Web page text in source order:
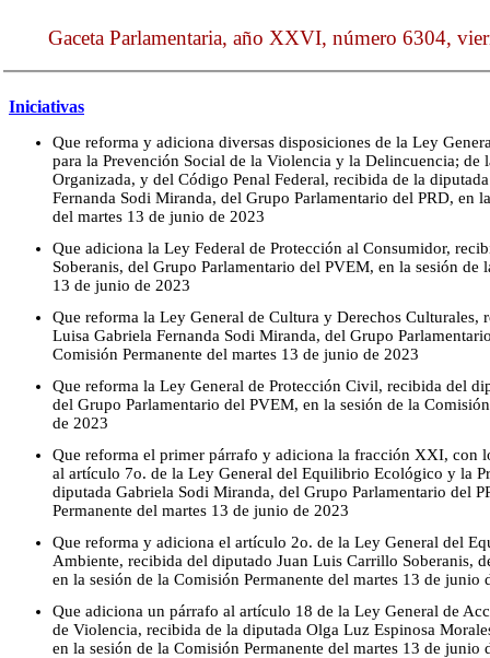
Gaceta Parlamentaria, año XXVI, número 6304,
Iniciativas
Que reforma y adiciona diversas disposiciones de la Ley
para la Prevención Social de la Violencia y la Delincuencia; de
Organizada, y del Código Penal Federal, recibida de la
Fernanda Sodi Miranda, del Grupo Parlamentario del PRD, en
del martes 13 de junio de 2023
Que adiciona la Ley Federal de Protección al Consumidor,
Soberanis, del Grupo Parlamentario del PVEM, en la sesión de
13 de junio de 2023
Que reforma la Ley General de Cultura y Derechos Culturales,
Luisa Gabriela Fernanda Sodi Miranda, del Grupo
Comisión Permanente del martes 13 de junio de 2023
Que reforma la Ley General de Protección Civil, recibida del
del Grupo Parlamentario del PVEM, en la sesión de la
de 2023
Que reforma el primer párrafo y adiciona la fracción XXI, con
al artículo 7o. de la Ley General del Equilibrio Ecológico y la
diputada Gabriela Sodi Miranda, del Grupo Parlamentario del
Permanente del martes 13 de junio de 2023
Que reforma y adiciona el artículo 2o. de la Ley General del
Ambiente, recibida del diputado Juan Luis Carrillo Soberanis,
en la sesión de la Comisión Permanente del martes 13 de junio
Que adiciona un párrafo al artículo 18 de la Ley General de
de Violencia, recibida de la diputada Olga Luz Espinosa
en la sesión de la Comisión Permanente del martes 13 de junio